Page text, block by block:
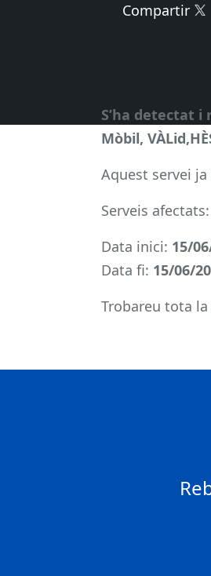
Compartir
S’ha detectat
Mòbil,
Aquest servei
Serveis afectats:
Data inici: 15/
Data fi: 15/06/
Trobareu tota